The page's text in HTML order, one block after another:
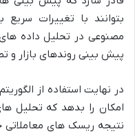
بتوانند با تغییرات سریع
مصنوعی در تحلیل داده
پیش بینی روندهای بازار و
در نهایت استفاده از
امکان را بدهد که تحلیل
نتیجه ریسک های